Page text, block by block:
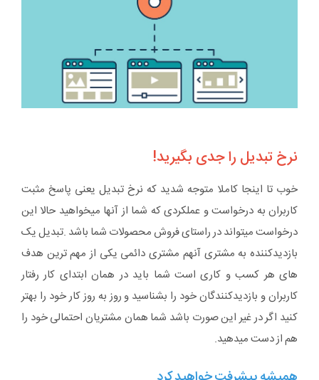
نرخ تبدیل را جدی بگیرید!
خوب تا اینجا کاملا متوجه شدید که نرخ تبدیل یعنی پاسخ مثبت
کاربران به درخواست و عملکردی که شما از آنها میخواهید حالا این
درخواست میتواند در راستای فروش محصولات شما باشد .تبدیل یک
بازدیدکننده به مشتری آنهم مشتری دائمی یکی از مهم ترین هدف
های هر کسب و کاری است شما باید در همان ابتدای کار رفتار
کاربران و بازدیدکنندگان خود را بشناسید و روز به روز کار خود را بهتر
کنید اگر در غیر این صورت باشد شما همان مشتریان احتمالی خود را
هم از دست میدهید.